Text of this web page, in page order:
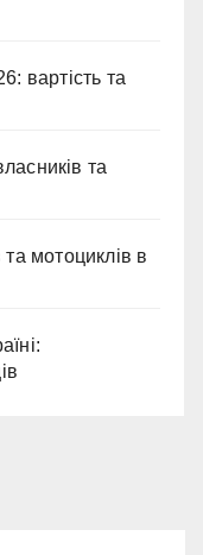
вартість та
та
та мотоциклів в